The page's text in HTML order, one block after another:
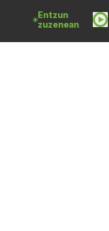
Entzun
zuzenean
LOGOTEKA